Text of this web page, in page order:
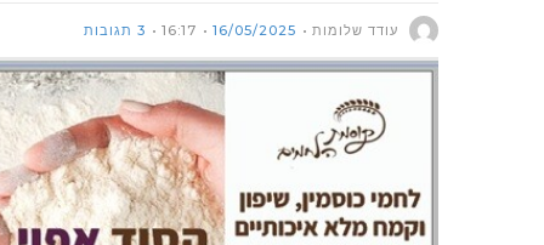
עודד שלומות 16/05/2025
16:17 3 תגובות